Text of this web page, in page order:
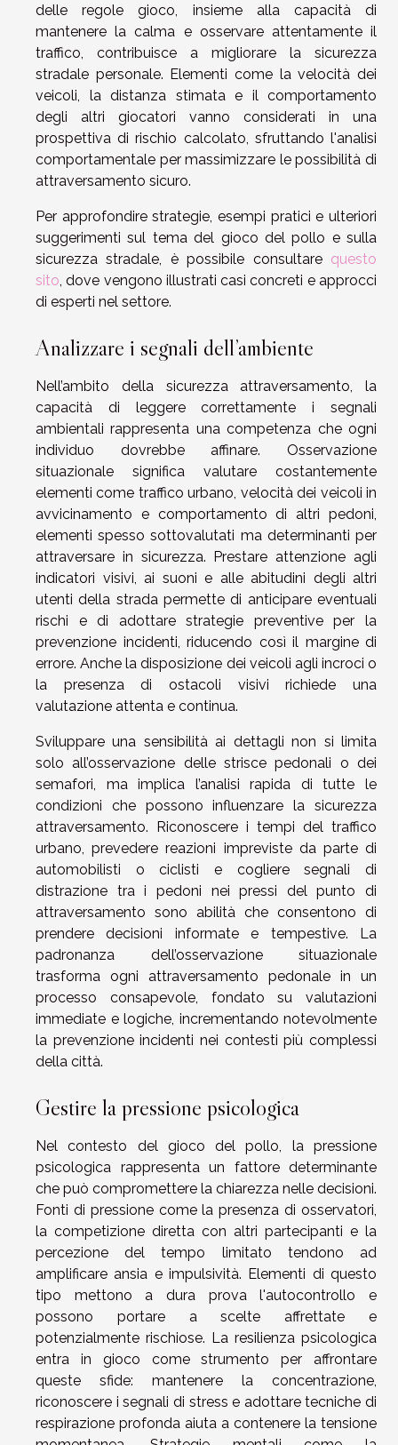
delle regole gioco, insieme alla capacità di
mantenere la calma e osservare attentamente il
traffico, contribuisce a migliorare la sicurezza
stradale personale. Elementi come la velocità dei
veicoli, la distanza stimata e il comportamento
degli altri giocatori vanno considerati in una
prospettiva di rischio calcolato, sfruttando l'analisi
comportamentale per massimizzare le possibilità di
attraversamento sicuro.
Per approfondire strategie, esempi pratici e ulteriori
suggerimenti sul tema del gioco del pollo e sulla
sicurezza stradale, è possibile consultare questo
sito , dove vengono illustrati casi concreti e approcci
di esperti nel settore.
Analizzare i segnali dell’ambiente
Nell’ambito della sicurezza attraversamento, la
capacità di leggere correttamente i segnali
ambientali rappresenta una competenza che ogni
individuo dovrebbe affinare. Osservazione
situazionale significa valutare costantemente
elementi come traffico urbano, velocità dei veicoli in
avvicinamento e comportamento di altri pedoni,
elementi spesso sottovalutati ma determinanti per
attraversare in sicurezza. Prestare attenzione agli
indicatori visivi, ai suoni e alle abitudini degli altri
utenti della strada permette di anticipare eventuali
rischi e di adottare strategie preventive per la
prevenzione incidenti, riducendo così il margine di
errore. Anche la disposizione dei veicoli agli incroci o
la presenza di ostacoli visivi richiede una
valutazione attenta e continua.
Sviluppare una sensibilità ai dettagli non si limita
solo all’osservazione delle strisce pedonali o dei
semafori, ma implica l’analisi rapida di tutte le
condizioni che possono influenzare la sicurezza
attraversamento. Riconoscere i tempi del traffico
urbano, prevedere reazioni impreviste da parte di
automobilisti o ciclisti e cogliere segnali di
distrazione tra i pedoni nei pressi del punto di
attraversamento sono abilità che consentono di
prendere decisioni informate e tempestive. La
padronanza dell’osservazione situazionale
trasforma ogni attraversamento pedonale in un
processo consapevole, fondato su valutazioni
immediate e logiche, incrementando notevolmente
la prevenzione incidenti nei contesti più complessi
della città.
Gestire la pressione psicologica
Nel contesto del gioco del pollo, la pressione
psicologica rappresenta un fattore determinante
che può compromettere la chiarezza nelle decisioni.
Fonti di pressione come la presenza di osservatori,
la competizione diretta con altri partecipanti e la
percezione del tempo limitato tendono ad
amplificare ansia e impulsività. Elementi di questo
tipo mettono a dura prova l'autocontrollo e
possono portare a scelte affrettate e
potenzialmente rischiose. La resilienza psicologica
entra in gioco come strumento per affrontare
queste sfide: mantenere la concentrazione,
riconoscere i segnali di stress e adottare tecniche di
respirazione profonda aiuta a contenere la tensione